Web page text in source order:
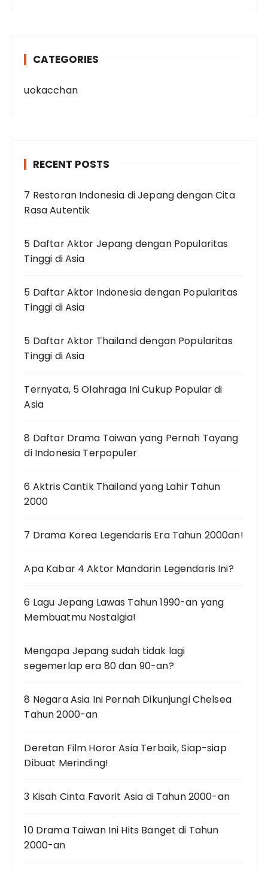
CATEGORIES
uokacchan
RECENT POSTS
7 Restoran Indonesia di Jepang dengan Cita
Rasa Autentik
5 Daftar Aktor Jepang dengan Popularitas
Tinggi di Asia
5 Daftar Aktor Indonesia dengan Popularitas
Tinggi di Asia
5 Daftar Aktor Thailand dengan Popularitas
Tinggi di Asia
Ternyata, 5 Olahraga Ini Cukup Popular di
Asia
8 Daftar Drama Taiwan yang Pernah Tayang
di Indonesia Terpopuler
6 Aktris Cantik Thailand yang Lahir Tahun
2000
7 Drama Korea Legendaris Era Tahun 2000an!
Apa Kabar 4 Aktor Mandarin Legendaris Ini?
6 Lagu Jepang Lawas Tahun 1990-an yang
Membuatmu Nostalgia!
Mengapa Jepang sudah tidak lagi
segemerlap era 80 dan 90-an?
8 Negara Asia Ini Pernah Dikunjungi Chelsea
Tahun 2000-an
Deretan Film Horor Asia Terbaik, Siap-siap
Dibuat Merinding!
3 Kisah Cinta Favorit Asia di Tahun 2000-an
10 Drama Taiwan Ini Hits Banget di Tahun
2000-an